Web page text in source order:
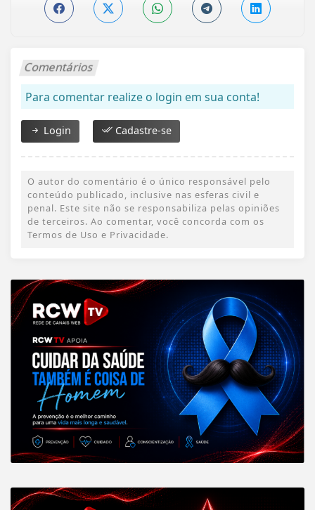
Comentários
Para comentar realize o login em sua conta!
Login Cadastre-se
O autor do comentário é o único responsável pelo
conteúdo publicado, inclusive nas esferas civil e
penal. Este site não se responsabiliza pelas opiniões
de terceiros. Ao comentar, você concorda com os
Termos de Uso e Privacidade.